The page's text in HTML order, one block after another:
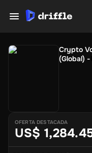
Crypto
(Global)
OFERTA DESTACADA
US$